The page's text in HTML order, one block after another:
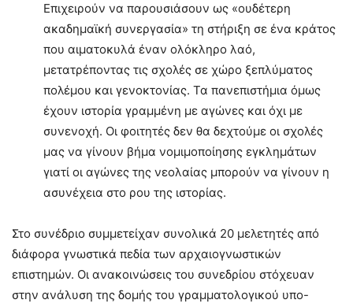
Επιχειρούν να παρουσιάσουν ως «ουδέτερη
ακαδημαϊκή συνεργασία» τη στήριξη σε ένα κράτος
που αιματοκυλά έναν ολόκληρο λαό,
μετατρέποντας τις σχολές σε χώρο ξεπλύματος
πολέμου και γενοκτονίας. Τα πανεπιστήμια όμως
έχουν ιστορία γραμμένη με αγώνες και όχι με
συνενοχή. Οι φοιτητές δεν θα δεχτούμε οι σχολές
μας να γίνουν βήμα νομιμοποίησης εγκλημάτων
γιατί οι αγώνες της νεολαίας μπορούν να γίνουν η
ασυνέχεια στο ρου της ιστορίας.
Στο συνέδριο συμμετείχαν συνολικά 20 μελετητές από
διάφορα γνωστικά πεδία των αρχαιογνωστικών
επιστημών. Οι ανακοινώσεις του συνεδρίου στόχευαν
στην ανάλυση της δομής του γραμματολογικού υπο-